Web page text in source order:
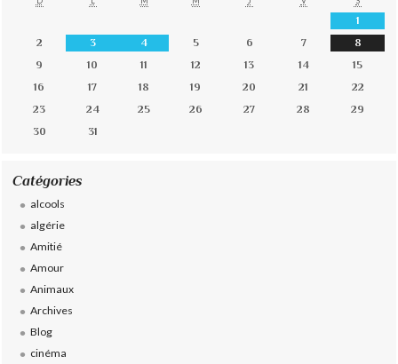
1
2
3 4 5 6 7
8
9
10 11 12 13 14
15
16
17 18 19 20 21
22
23
24 25 26 27 28
29
30
31
Catégories
alcools
algérie
Amitié
Amour
Animaux
Archives
Blog
cinéma